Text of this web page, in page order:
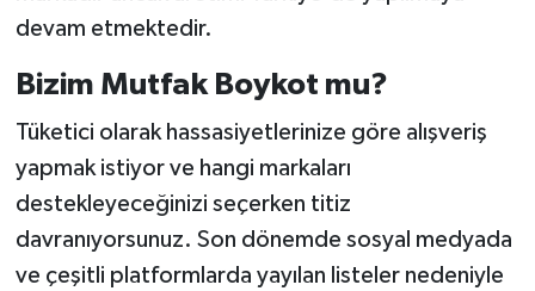
devam etmektedir.
Bizim Mutfak Boykot mu?
Tüketici olarak hassasiyetlerinize göre alışveriş
yapmak istiyor ve hangi markaları
destekleyeceğinizi seçerken titiz
davranıyorsunuz. Son dönemde sosyal medyada
ve çeşitli platformlarda yayılan listeler nedeniyle